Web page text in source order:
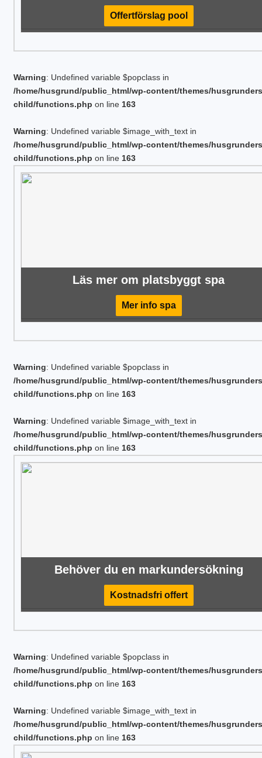
Offertförslag pool
Warning: Undefined variable $popclass in
/home/husgrund/public_html/wp-content/themes/
child/functions.php on line 163
Warning: Undefined variable $image_with_text in
/home/husgrund/public_html/wp-content/themes/
child/functions.php on line 163
Läs mer om platsbyggt spa
Mer info spa
Warning: Undefined variable $popclass in
/home/husgrund/public_html/wp-content/themes/
child/functions.php on line 163
Warning: Undefined variable $image_with_text in
/home/husgrund/public_html/wp-content/themes/
child/functions.php on line 163
Behöver du en markundersökning
Kostnadsfri offert
Warning: Undefined variable $popclass in
/home/husgrund/public_html/wp-content/themes/
child/functions.php on line 163
Warning: Undefined variable $image_with_text in
/home/husgrund/public_html/wp-content/themes/
child/functions.php on line 163